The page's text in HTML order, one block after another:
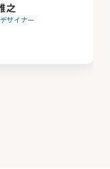
之
ザイナー